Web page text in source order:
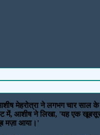
मेहरोत्रा ने लगभग चार
में, आशीष ने लिखा, 'यह एक
मज़ा आया।'